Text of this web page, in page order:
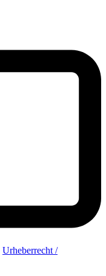
Urheberrecht /